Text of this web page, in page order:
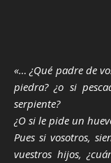
«… ¿Qué padre de
piedra? ¿o si
serpiente?
¿O si le pide un
Pues si vosotros,
vuestros hijos,